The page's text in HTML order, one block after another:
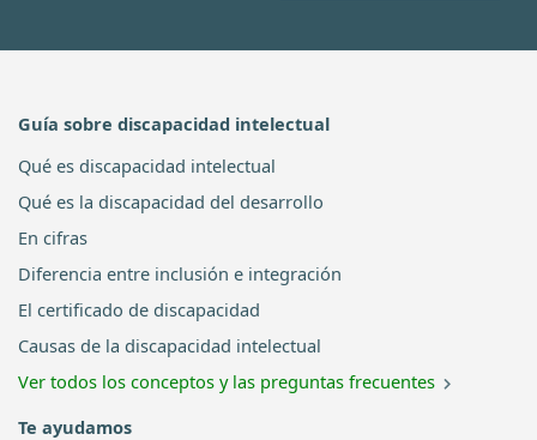
Guía sobre discapacidad intelectual
Qué es discapacidad intelectual
Qué es la discapacidad del desarrollo
En cifras
Diferencia entre inclusión e integración
El certificado de discapacidad
Causas de la discapacidad intelectual
Ver todos los conceptos y las preguntas frecuentes
Te ayudamos